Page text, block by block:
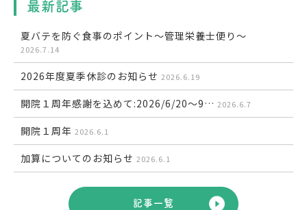
最新記事
夏バテを防ぐ食事のポイント～管理栄養士便り～
2026.7.14
2026年度夏季休診のお知らせ 2026.6.19
開院１周年感謝を込めて:2026/6/20～9… 2026.6.7
開院１周年 2026.6.1
加算についてのお知らせ 2026.6.1
記事一覧